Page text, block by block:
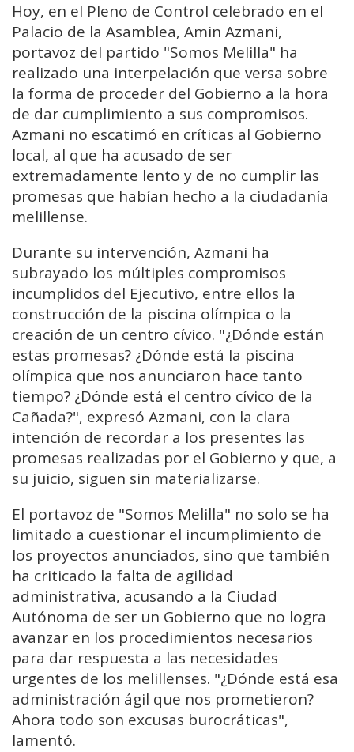
Hoy, en el Pleno de Control celebrado en el
Palacio de la Asamblea, Amin Azmani,
portavoz del partido "Somos Melilla" ha
realizado una interpelación que versa sobre
la forma de proceder del Gobierno a la hora
de dar cumplimiento a sus compromisos.
Azmani no escatimó en críticas al Gobierno
local, al que ha acusado de ser
extremadamente lento y de no cumplir las
promesas que habían hecho a la ciudadanía
melillense.
Durante su intervención, Azmani ha
subrayado los múltiples compromisos
incumplidos del Ejecutivo, entre ellos la
construcción de la piscina olímpica o la
creación de un centro cívico. "¿Dónde están
estas promesas? ¿Dónde está la piscina
olímpica que nos anunciaron hace tanto
tiempo? ¿Dónde está el centro cívico de la
Cañada?", expresó Azmani, con la clara
intención de recordar a los presentes las
promesas realizadas por el Gobierno y que, a
su juicio, siguen sin materializarse.
El portavoz de "Somos Melilla" no solo se ha
limitado a cuestionar el incumplimiento de
los proyectos anunciados, sino que también
ha criticado la falta de agilidad
administrativa, acusando a la Ciudad
Autónoma de ser un Gobierno que no logra
avanzar en los procedimientos necesarios
para dar respuesta a las necesidades
urgentes de los melillenses. "¿Dónde está esa
administración ágil que nos prometieron?
Ahora todo son excusas burocráticas",
lamentó.